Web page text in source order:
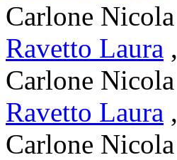
Carlone Nicola
Ravetto Laura ,
Carlone Nicola
Ravetto Laura ,
Carlone Nicola